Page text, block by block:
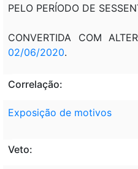
PELO PERÍODO DE
CONVERTIDA COM
02/06/2020.
Correlação:
Exposição de motivos
Veto: